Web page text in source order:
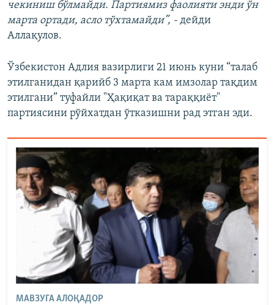
чекиниш бўлмайди. Партиямиз фаолияти энди ўн
марта ортади, асло тўхтамайди”, - дейди
Аллақулов.
Ўзбекистон Адлия вазирлиги 21 июнь куни “талаб
этилганидан қарийб 3 марта кам имзолар тақдим
этилгани” туфайли "Ҳақиқат ва тараққиёт"
партиясини рўйхатдан ўтказишни рад этган эди.
МАВЗУГА АЛОҚАДОР